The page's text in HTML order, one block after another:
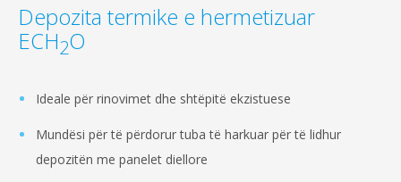
Depozita termike e hermetizuar
ECH2O
Ideale për rinovimet dhe shtëpitë ekzistuese
Mundësi për të përdorur tuba të harkuar për të lidhur
depozitën me panelet diellore